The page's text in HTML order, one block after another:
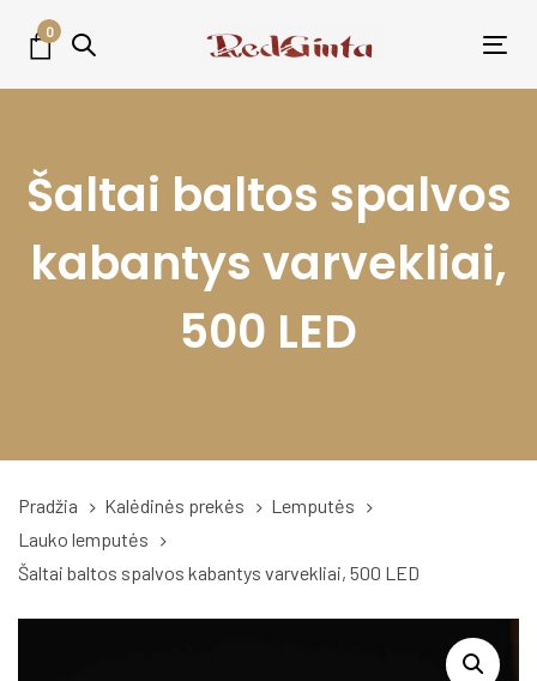
links
content
0
Šaltai baltos spalvos
kabantys varvekliai,
500 LED
Pradžia Kalėdinės prekės
Lemputės
Lauko lemputės
Šaltai baltos spalvos kabantys varvekliai, 500 LED